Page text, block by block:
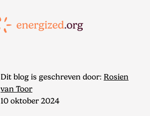
Dit blog is geschreven door: Rosien
van Toor
10 oktober 2024